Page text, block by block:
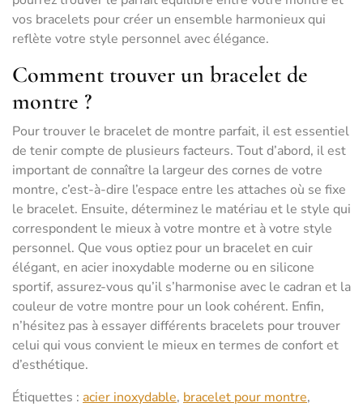
vos bracelets pour créer un ensemble harmonieux qui
reflète votre style personnel avec élégance.
Comment trouver un bracelet de
montre ?
Pour trouver le bracelet de montre parfait, il est essentiel
de tenir compte de plusieurs facteurs. Tout d’abord, il est
important de connaître la largeur des cornes de votre
montre, c’est-à-dire l’espace entre les attaches où se fixe
le bracelet. Ensuite, déterminez le matériau et le style qui
correspondent le mieux à votre montre et à votre style
personnel. Que vous optiez pour un bracelet en cuir
élégant, en acier inoxydable moderne ou en silicone
sportif, assurez-vous qu’il s’harmonise avec le cadran et la
couleur de votre montre pour un look cohérent. Enfin,
n’hésitez pas à essayer différents bracelets pour trouver
celui qui vous convient le mieux en termes de confort et
d’esthétique.
Étiquettes : acier inoxydable, bracelet pour montre,